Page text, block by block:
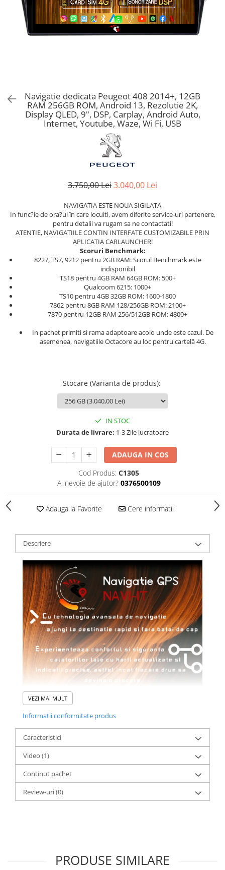
Navigatie dedicata Peugeot 408 2014+, 12GB
RAM 256GB ROM, Android 13, Rezolutie 2K,
Display QLED, 9", DSP, Carplay, Android Auto,
Internet, Youtube, Waze, Wi Fi, USB
3.750,00 Lei3.040,00 Lei
NAVIGATIA ESTE NOUA SIGILATA
In func?ie de ora?ul în care locuiti, avem diferite service-uri partenere,
pentru detalii va rugam sa ne contactati!
ATENTIE, NAVIGATIILE CONTIN INTERFATE CUSTOMIZABILE PRIN
APLICATIA CARLAUNCHER!
Scoruri Benchmark:
8227, TS7, 9212 pentru 2GB RAM: Scorul Benchmark este
indisponibil
TS18 pentru 4GB RAM 64GB ROM: 500+
Qualcoom 6215: 1000+
TS10 pentru 4GB 32GB ROM: 1600-1800
7862 pentru 8GB RAM 128/256GB ROM: 2100+
7870 pentru 12GB RAM 256/512GB ROM: 4800+
In pachet primiti si rama adaptoare acolo unde este cazul. De
asemenea, navigatiile Octacore au loc pentru cartelă 4G.
Stocare (Varianta de produs):
IN STOC
Durata de livrare: 1-3 Zile lucratoare
ADAUGA IN COS
Cod Produs: C1305
Ai nevoie de ajutor? 0376500109
Adauga la Favorite Cere informatii
Descriere
VEZI MAI MULT
Informatii conformitate produs
Caracteristici
Video (1)
Continut pachet
Review-uri(0)
PRODUSE SIMILARE